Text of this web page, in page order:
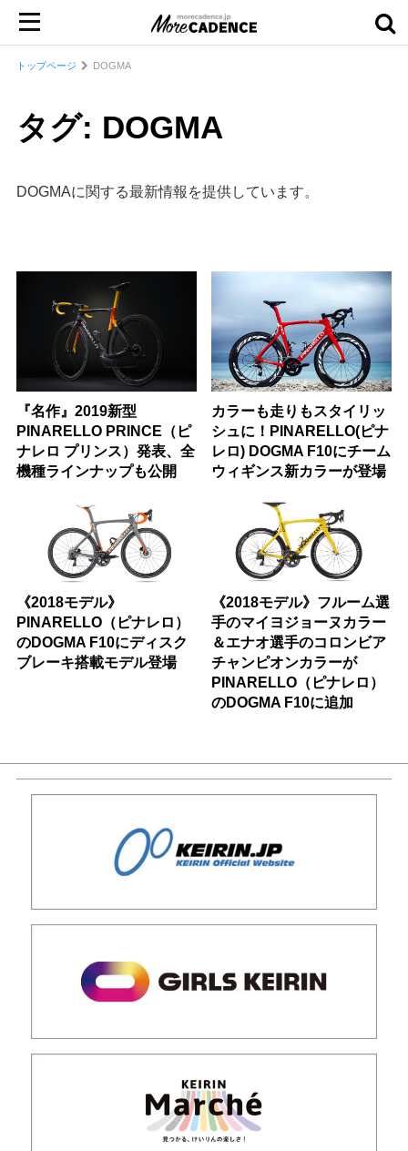
トップページ DOGMA
タグ: DOGMA
DOGMAに関する最新情報を提供しています。
『名作』2019新型
PINARELLO PRINCE（ピ
ナレロ プリンス）発表、全
機種ラインナップも公開
カラーも走りもスタイリッ
シュに！PINARELLO(ピナ
レロ) DOGMA F10にチーム
ウィギンス新カラーが登場
《2018モデル》
PINARELLO（ピナレロ）
のDOGMA F10にディスク
ブレーキ搭載モデル登場
《2018モデル》フルーム選
手のマイヨジョーヌカラー
＆エナオ選手のコロンビア
チャンピオンカラーが
PINARELLO（ピナレロ）
のDOGMA F10に追加